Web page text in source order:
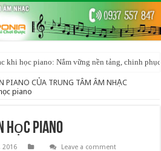
khi học piano: Nắm vững nền tảng, chinh
PIANO CỦA TRUNG TÂM ÂM NHẠC
piano
học piano
2016 Leave a comment